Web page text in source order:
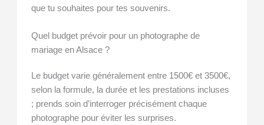
que tu souhaites pour tes souvenirs.
Quel budget prévoir pour un photographe de
mariage en Alsace ?
Le budget varie généralement entre 1500€ et 3500€,
selon la formule, la durée et les prestations incluses
; prends soin d’interroger précisément chaque
photographe pour éviter les surprises.